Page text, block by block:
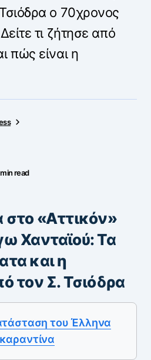
ο 70χρονος
τι ζήτησε από
πώς είναι η
read
στο «Αττικόν»
Χανταϊού: Τα
και η
τον Σ. Τσιόδρα
του Έλληνα